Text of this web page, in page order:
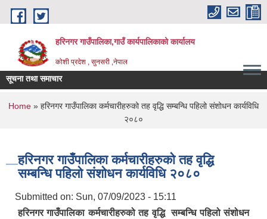
Skip to main content
हरिनगर गाउँपालिका,गाउँ कार्यपालिकाको कार्यालय
कोशी प्रदेश , सुनसरी ,नेपाल
सूचना तथा समाचार
_
You are here
Home » हरिनगर गाउँपालिका कर्मचारीहरुको तह वृद्धि सम्बन्धि पहिलो संशोधन कार्यविधि
२०८०
हरिनगर गाउँपालिका कर्मचारीहरुको तह वृद्धि
सम्बन्धि पहिलो संशोधन कार्यविधि २०८०
Submitted on: Sun, 07/09/2023 - 15:11
हरिनगर गाउँपालिका कर्मचारीहरुको तह वृद्धि सम्बन्धि पहिलो संशोधन